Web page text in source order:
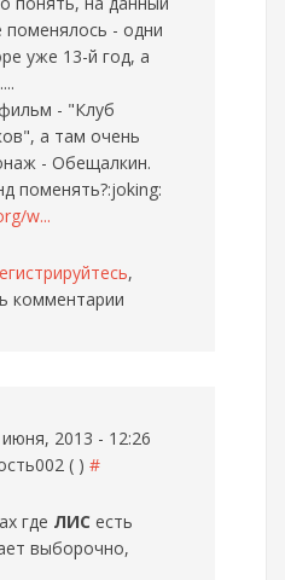
- одни
уже 13-й год, а
- "Клуб
а там очень
- Обещалкин.
поменять?:joking:
w...
,
комментарии
2013 - 12:26
( ) #
где ЛИС есть
выборочно,